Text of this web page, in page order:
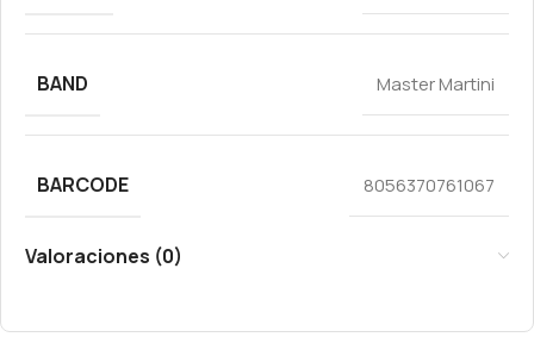
BAND Master Martini
BARCODE 8056370761067
Valoraciones (0)